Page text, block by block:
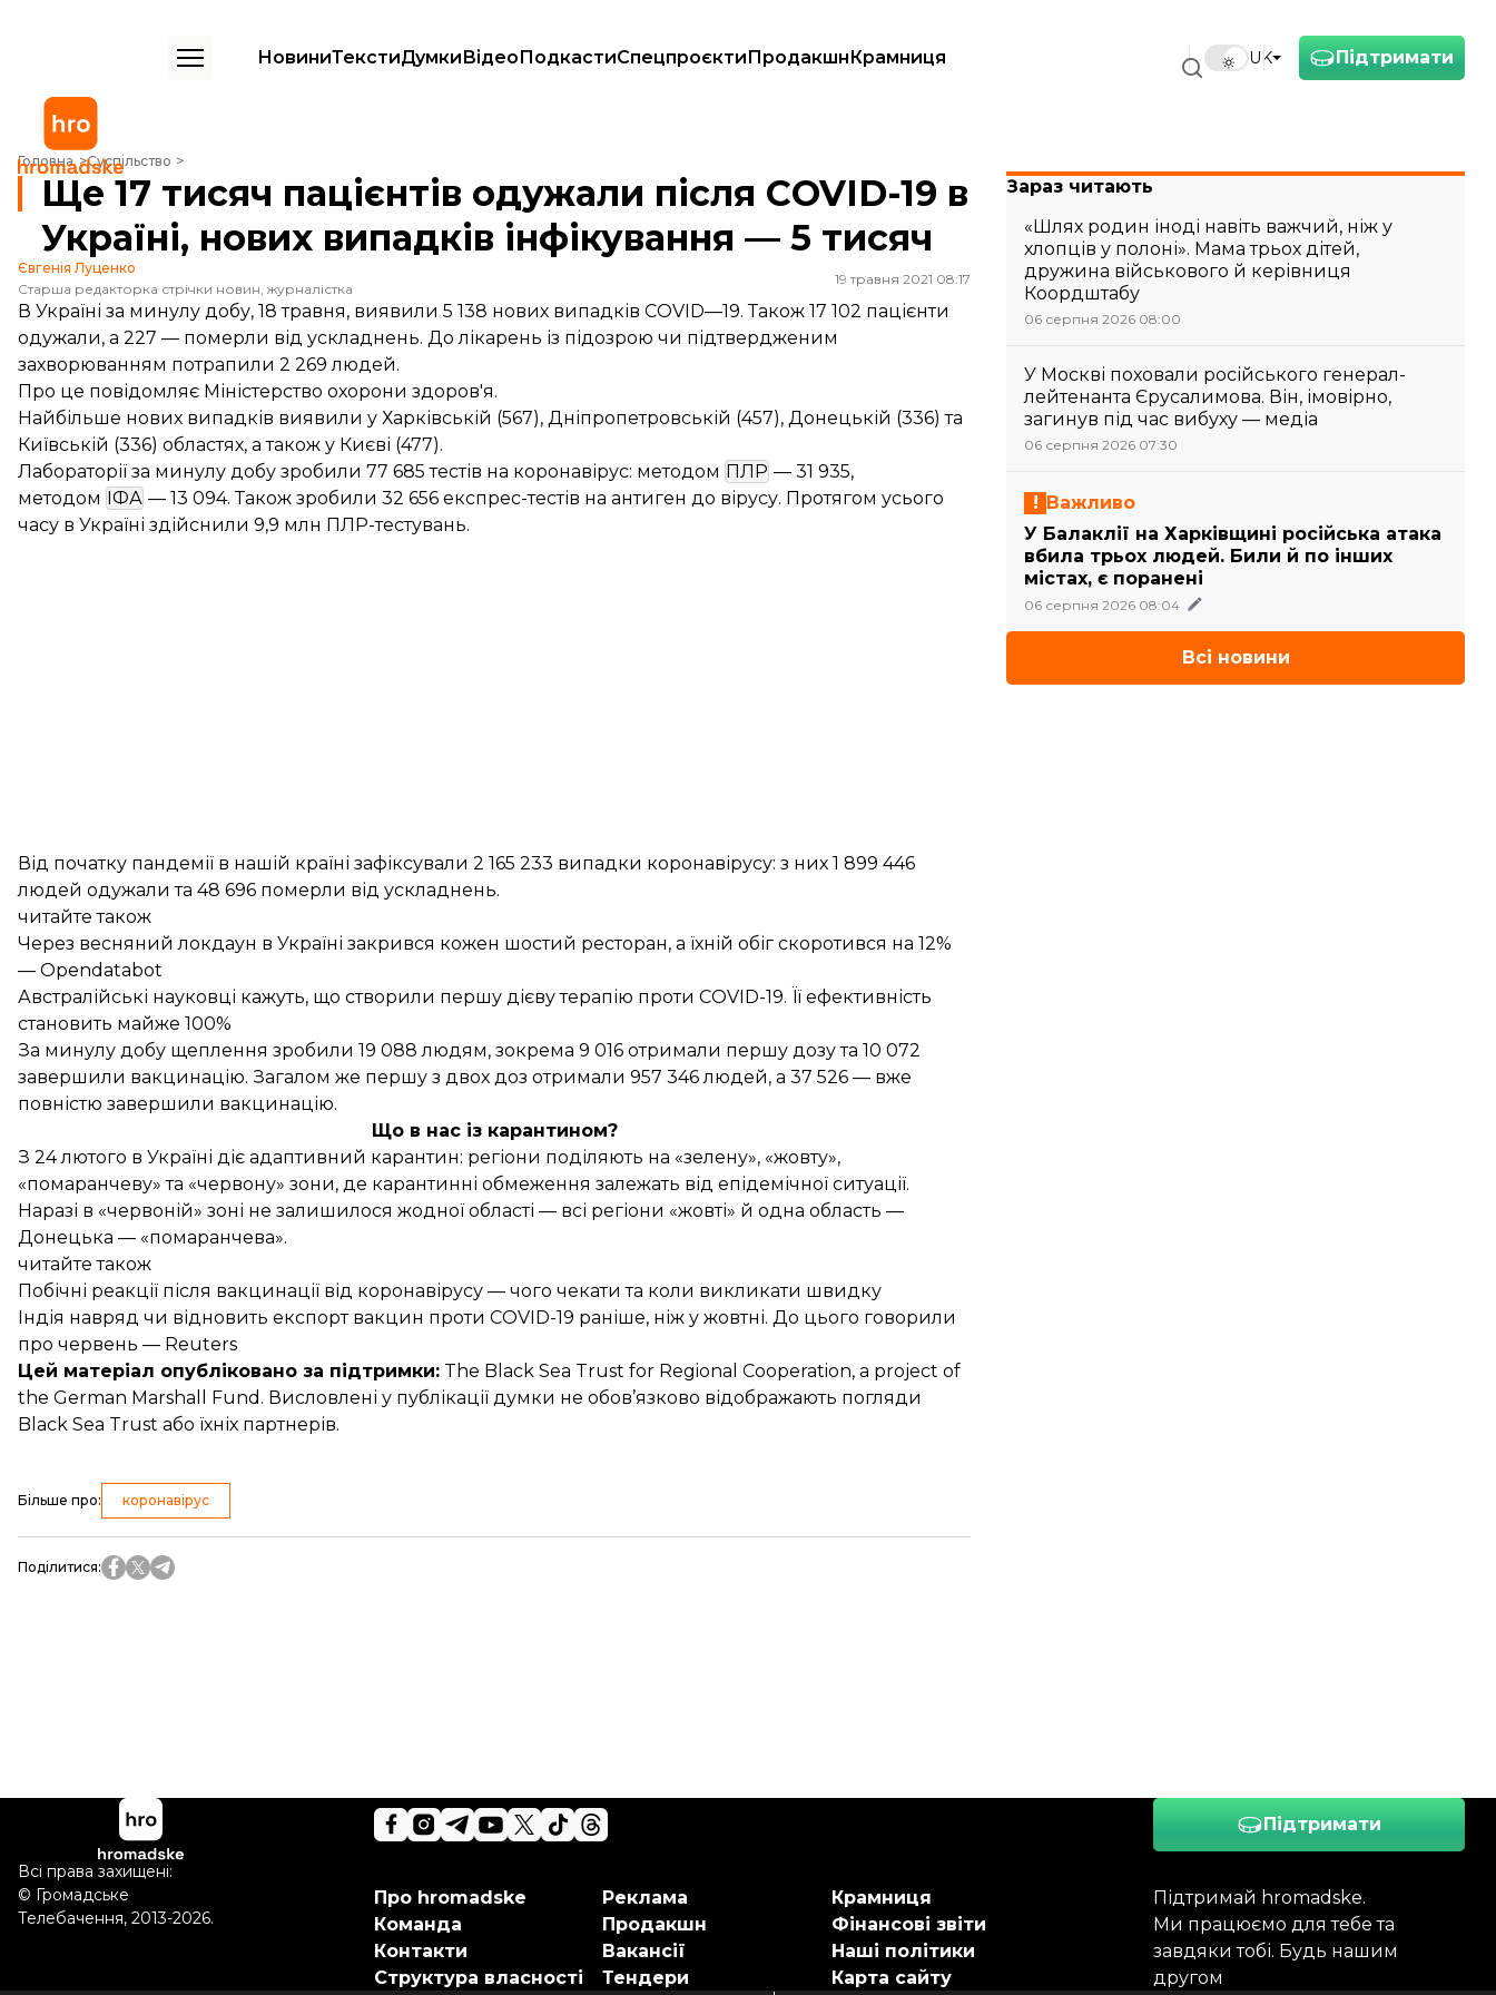
Підтримати
UK
НовиниТекстиДумкиВідеоПодкастиСпецпроєктиПродакшнКрамниця
Головна Суспільство
Ще 17 тисяч пацієнтів одужали після COVID-19 в Україні, нових випадків інфікування — 5 тисяч
Ще 17 тисяч пацієнтів одужали після COVID-19 в
Україні, нових випадків інфікування — 5 тисяч
Євгенія Луценко
Старша редакторка стрічки новин, журналістка
19 травня 2021 08:17
В Україні за минулу добу, 18 травня, виявили 5 138 нових випадків COVID—19. Також 17 102 пацієнти
одужали, а 227 — померли від ускладнень. До лікарень із підозрою чи підтвердженим
захворюванням потрапили 2 269 людей.
Про це повідомляє Міністерство охорони здоров'я.
Найбільше нових випадків виявили у Харківській (567), Дніпропетровській (457), Донецькій (336) та
Київській (336) областях, а також у Києві (477).
Лабораторії за минулу добу зробили 77 685 тестів на коронавірус: методом ПЛР — 31 935,
методом ІФА — 13 094. Також зробили 32 656 експрес-тестів на антиген до вірусу. Протягом усього
часу в Україні здійснили 9,9 млн ПЛР-тестувань.
Від початку пандемії в нашій країні зафіксували 2 165 233 випадки коронавірусу: з них 1 899 446
людей одужали та 48 696 померли від ускладнень.
читайте також
Через весняний локдаун в Україні закрився кожен шостий ресторан, а їхній обіг скоротився на 12%
— Opendatabot
Австралійські науковці кажуть, що створили першу дієву терапію проти COVID-19. Її ефективність
становить майже 100%
За минулу добу щеплення зробили 19 088 людям, зокрема 9 016 отримали першу дозу та 10 072
завершили вакцинацію. Загалом же першу з двох доз отримали 957 346 людей, а 37 526 — вже
повністю завершили вакцинацію.
Що в нас із карантином?
З 24 лютого в Україні діє адаптивний карантин: регіони поділяють на «зелену», «жовту»,
«помаранчеву» та «червону» зони, де карантинні обмеження залежать від епідемічної ситуації.
Наразі в «червоній» зоні не залишилося жодної області — всі регіони «жовті» й одна область —
Донецька — «помаранчева».
читайте також
Побічні реакції після вакцинації від коронавірусу — чого чекати та коли викликати швидку
Індія навряд чи відновить експорт вакцин проти COVID-19 раніше, ніж у жовтні. До цього говорили
про червень — Reuters
Цей матеріал опубліковано за підтримки: The Black Sea Trust for Regional Cooperation, a project of
the German Marshall Fund. Висловлені у публікації думки не обов’язково відображають погляди
Black Sea Trust або їхніх партнерів.
Більше про: коронавірус
Поділитися:
Зараз читають
«Шлях родин іноді навіть важчий, ніж у
хлопців у полоні». Мама трьох дітей,
дружина військового й керівниця
Коордштабу
06 серпня 2026 08:00
У Москві поховали російського генерал-
лейтенанта Єрусалимова. Він, імовірно,
загинув під час вибуху — медіа
06 серпня 2026 07:30
Важливо
У Балаклії на Харківщині російська атака
вбила трьох людей. Били й по інших
містах, є поранені
06 серпня 2026 08:04
Всі новини
Підтримати
Підтримай hromadske.
Ми працюємо для тебе та
завдяки тобі. Будь нашим
другом
Про hromadske
Команда
Контакти
Структура власності
Реклама
Продакшн
Вакансії
Тендери
Крамниця
Фінансові звіти
Наші політики
Карта сайту
Всі права захищені:
© Громадське
Телебачення, 2013-2026.